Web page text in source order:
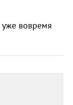
уже вовремя